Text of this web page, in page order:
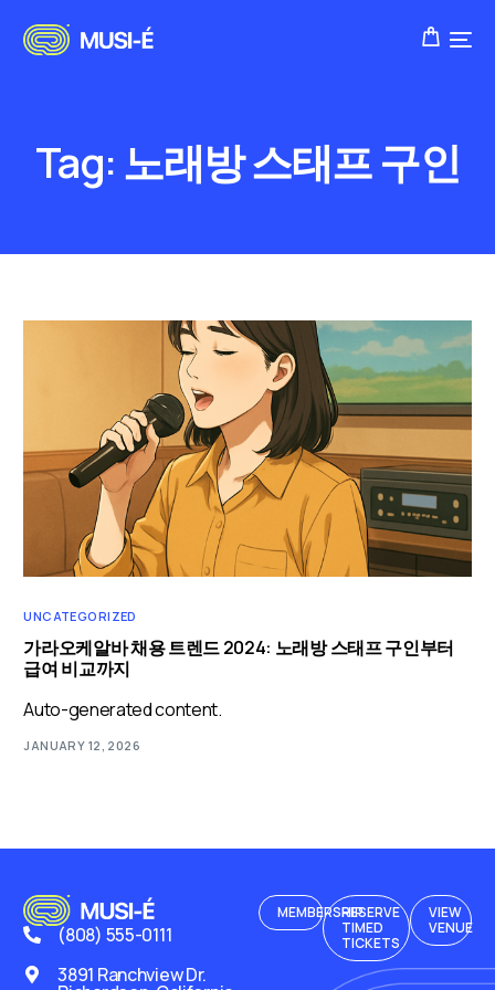
Tag:노래방 스태프 구인
UNCATEGORIZED
가라오케알바 채용 트렌드 2024: 노래방 스태프 구인부터
급여 비교까지
Auto-generated content.
JANUARY 12, 2026
(808) 555-0111
3891 Ranchview Dr.
MEMBERSHIPRESERVE
TIMED
TICKETS
VIEW
VENUE